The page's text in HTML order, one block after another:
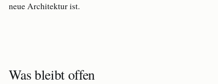
neue Architektur ist.
Was bleibt offen